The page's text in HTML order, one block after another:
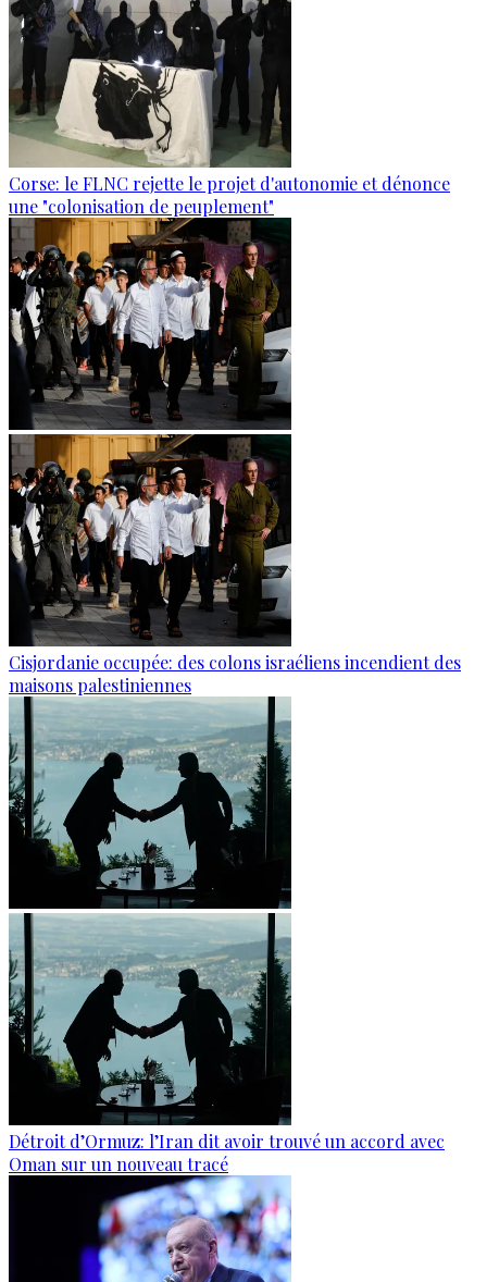
Corse: le FLNC rejette le projet d'autonomie et dénonce
une "colonisation de peuplement"
Cisjordanie occupée: des colons israéliens incendient des
maisons palestiniennes
Détroit d’Ormuz: l’Iran dit avoir trouvé un accord avec
Oman sur un nouveau tracé